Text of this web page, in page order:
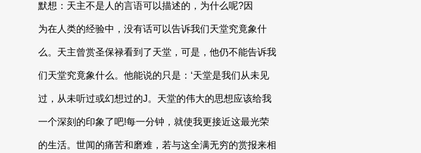
默想：天主不是人的言语可以描述的，为什么呢?因
为在人类的经验中，没有话可以告诉我们天堂究竟象什
么。天主曾赏圣保禄看到了天堂，可是，他仍不能告诉我
们天堂究竟象什么。他能说的只是：‘天堂是我们从未见
过，从未听过或幻想过的J。天堂的伟大的思想应该给我
一个深刻的印象了吧!每一分钟，就使我更接近这最光荣
的生活。世闻的痛苦和磨难，若与这全满无穷的赏报来相